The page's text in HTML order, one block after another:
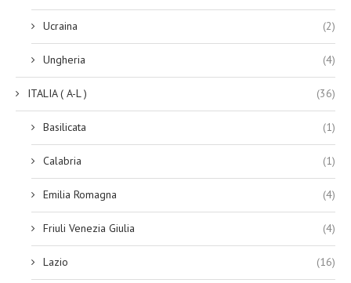
Ucraina (2)
Ungheria (4)
ITALIA ( A-L ) (36)
Basilicata (1)
Calabria (1)
Emilia Romagna (4)
Friuli Venezia Giulia (4)
Lazio (16)